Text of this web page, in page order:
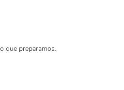
que preparamos.